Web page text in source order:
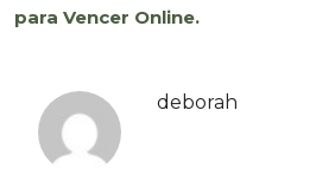
para Vencer Online.
deborah